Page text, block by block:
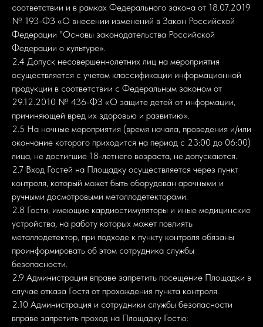
соответствии и в рамках Федерального закона от 18.07.2019
№ 193-ФЗ «О внесении изменений в Закон Российской
Федерации "Основы законодательства Российской
Федерации о культуре».
2.4 Допуск несовершеннолетних лиц на мероприятия
осуществляется с учетом классификации информационной
продукции в соответствии с Федеральным законом от
29.12.2010 № 436-ФЗ «О защите детей от информации,
причиняющей вред их здоровью и развитию».
2.5 На ночные мероприятия (время начала, проведения и/или
окончание которого приходится на период с 23:00 до 06:00)
лица, не достигшие 18-летнего возраста, не допускаются.
2.7 Вход Гостей на Площадку осуществляется через пункт
контроля, который может быть оборудован арочными и
ручными досмотровыми металлодетекторами.
2.8 Гости, имеющие кардиостимуляторы и иные медицинские
устройства, на работу которых может повлиять
металлодетектор, при подходе к пункту контроля обязаны
проинформировать об этом сотрудника службы
безопасности.
2.9 Администрация вправе запретить посещение Площадки в
случае отказа Гостя от прохождения пункта контроля.
2.10 Администрация и сотрудники службы безопасности
вправе запретить проход на Площадку Гостю: